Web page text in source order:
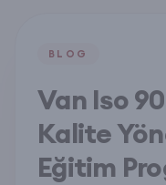
BLOG
Van Iso
Kalite
Eğitim